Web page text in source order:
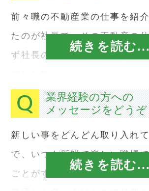
前々職の不動産業の仕事を紹
たのが社長で、その不動産の
ず社長の所で働くことになる
続きを読む...
業界経験の方への
メッセージをどう
新しい事をどんどん取り入れ
で、いつも新鮮で楽しい職場
ごとがすぐに相談できる環境
続きを読む...